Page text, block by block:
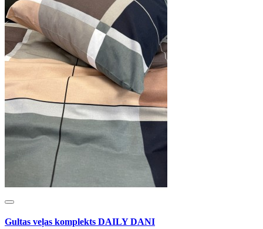
Gultas veļas komplekts DAILY DANI